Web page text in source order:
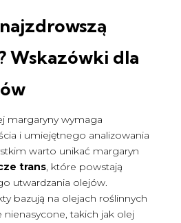
Wskazówki dla
margaryny wymaga
i umiejętnego analizowania
warto unikać margaryn
trans, które powstają
utwardzania olejów.
bazują na olejach roślinnych
nienasycone, takich jak olej